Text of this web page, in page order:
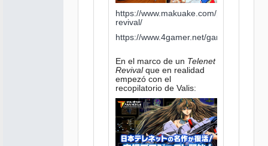
https://www.makuake.com/project/
revival/
https://www.4gamer.net/games/668/
En el marco de un Telenet
Revivalque en realidad
empezó con el
recopilatorio de Valis: